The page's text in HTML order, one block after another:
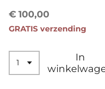
€ 100,00
GRATIS verzending
In